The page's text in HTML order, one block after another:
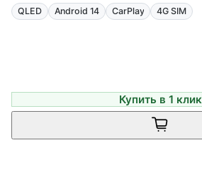
QLED Android 14 CarPlay 4G SIM
Купить в 1 клик